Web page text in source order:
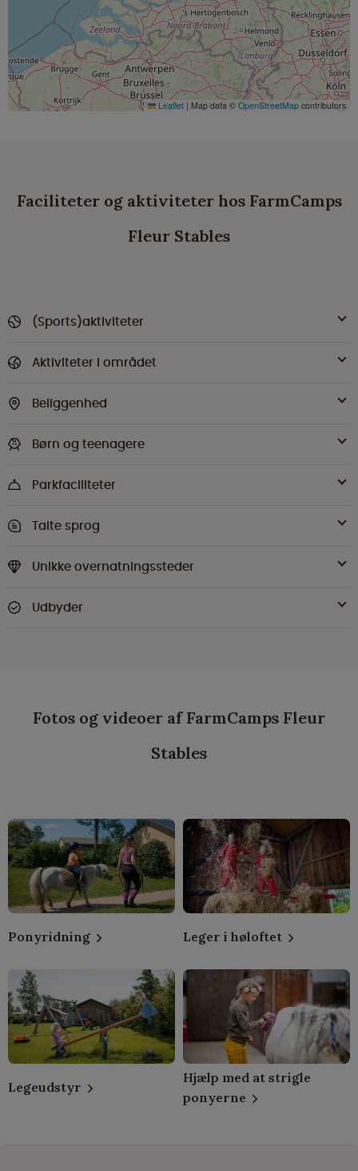
Leaflet | Map data © OpenStreetMap contributors
Faciliteter og aktiviteter hos FarmCamps
Fleur Stables
(Sports)aktiviteter
Aktiviteter i området
Beliggenhed
Børn og teenagere
Parkfaciliteter
Talte sprog
Unikke overnatningssteder
Udbyder
Fotos og videoer af FarmCamps Fleur
Stables
Ponyridning Leger i høloftet
Legeudstyr
Hjælp med at strigle
ponyerne